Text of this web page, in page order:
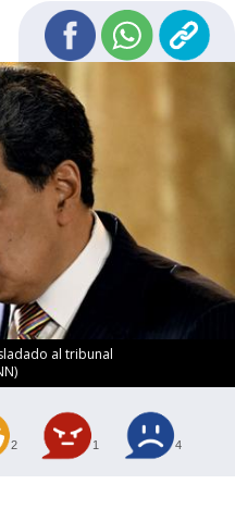
al tribunal
2 1 4